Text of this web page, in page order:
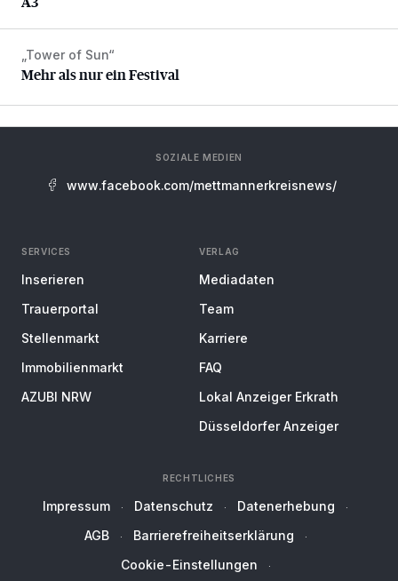
Mehr als nur ein Festival
„Tower of Sun“
Mehr als nur ein Festival
SOZIALE MEDIEN
www.facebook.com/mettmannerkreisnews/
SERVICES
Inserieren
Trauerportal
Stellenmarkt
Immobilienmarkt
AZUBI NRW
VERLAG
Mediadaten
Team
Karriere
FAQ
Lokal Anzeiger Erkrath
Düsseldorfer Anzeiger
RECHTLICHES
Impressum Datenschutz
Datenerhebung
AGB
Barrierefreiheitserklärung
Cookie-Einstellungen